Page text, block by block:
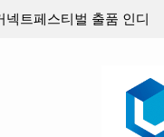
판타지 케이팝 애니메이